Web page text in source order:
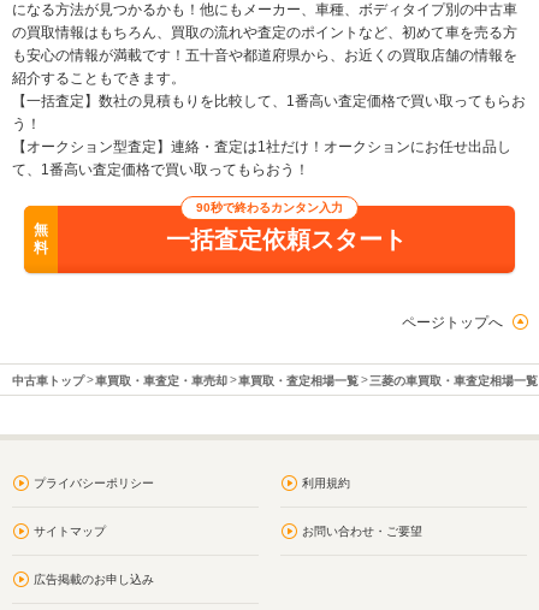
になる方法が見つかるかも！他にもメーカー、車種、ボディタイプ別の中古車
の買取情報はもちろん、買取の流れや査定のポイントなど、初めて車を売る方
も安心の情報が満載です！五十音や都道府県から、お近くの買取店舗の情報を
紹介することもできます。
【一括査定】数社の見積もりを比較して、1番高い査定価格で買い取ってもらお
う！
【オークション型査定】連絡・査定は1社だけ！オークションにお任せ出品し
て、1番高い査定価格で買い取ってもらおう！
無
料
90秒で終わるカンタン入力
一括査定依頼スタート
ページトップへ
中古車トップ 車買取・車査定・車売却 車買取・査定相場一覧 三菱の車買取・車査定相場一覧
プライバシーポリシー 利用規約
サイトマップ お問い合わせ・ご要望
広告掲載のお申し込み